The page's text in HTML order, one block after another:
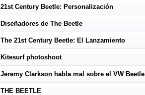
21st Century Beetle: Personalización
Diseñadores de The Beetle
The 21st Century Beetle: El Lanzamiento
Kitesurf photoshoot
Jeremy Clarkson habla mal sobre el VW Beetle
THE BEETLE